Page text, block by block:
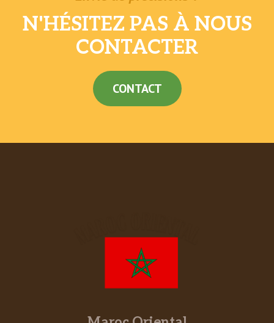
N'HÉSITEZ PAS À NOUS
CONTACTER
CONTACT